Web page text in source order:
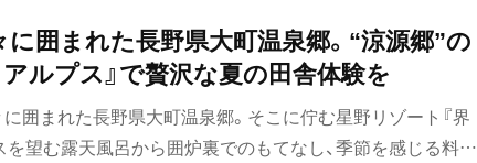
囲まれた長野県大町温泉郷。“涼源郷”の
ルプス』で贅沢な夏の田舎体験を
囲まれた長野県大町温泉郷。そこに佇む星野リゾート『界
を望む露天風呂から囲炉裏でのもてなし、季節を感じる料理